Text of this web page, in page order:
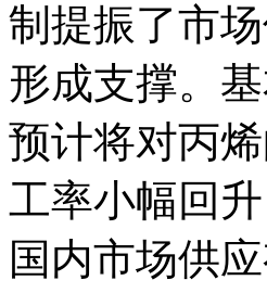
制提振了市
形成支撑。
预计将对丙
工率小幅回
国内市场供